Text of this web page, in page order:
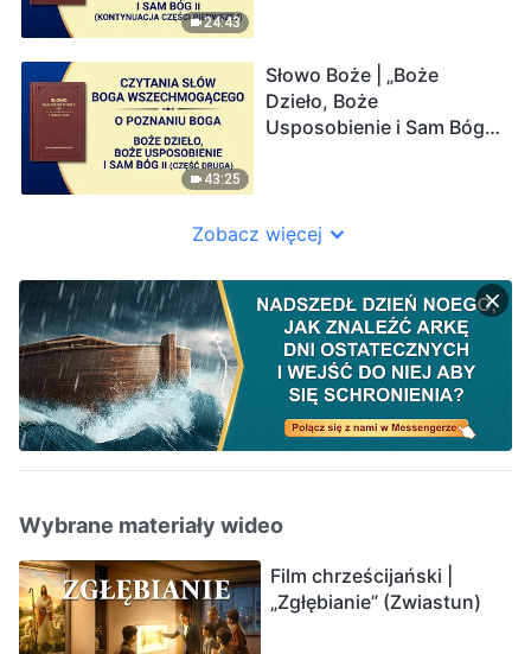
24:43
43:25
Słowo Boże | „Boże
Dzieło, Boże
Usposobienie i Sam Bóg
Zobacz więcej
Wybrane materiały wideo
Film chrześcijański |
„Zgłębianie” (Zwiastun)